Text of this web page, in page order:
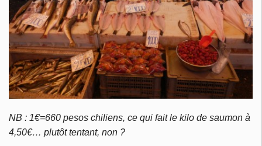
NB : 1€=660 pesos chiliens, ce qui fait le kilo de saumon à
4,50€… plutôt tentant, non ?